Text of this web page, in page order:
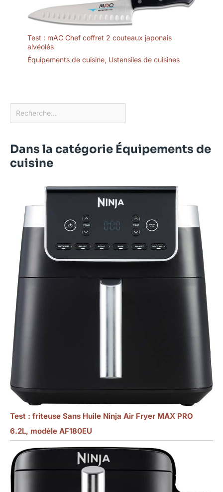
Test : mAC Chef coffret 2 couteaux japonais
alvéolés
Équipements de cuisine, Ustensiles de cuisines
Dans la catégorie Équipements de
cuisine
Test : friteuse Sans Huile Ninja Air Fryer MAX PRO
6.2L, modèle AF180EU